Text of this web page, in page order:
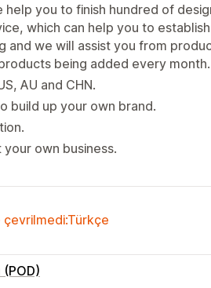
you to finish hundred of
which can help you to
we will assist you from
being added every month.
AU and CHN.
build up your own brand.
own business.
çevrilmedi:Türkçe
(POD)